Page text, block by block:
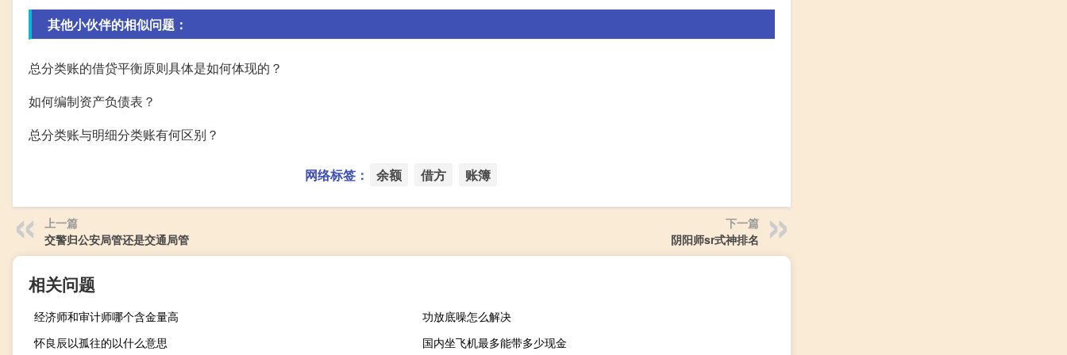
其他小伙伴的相似问题：
总分类账的借贷平衡原则具体是如何体现的？
如何编制资产负债表？
总分类账与明细分类账有何区别？
网络标签： 余额 借方 账簿
上一篇
交警归公安局管还是交通局管
下一篇
阴阳师sr式神排名
相关问题
经济师和审计师哪个含金量高
功放底噪怎么解决
怀良辰以孤往的以什么意思
国内坐飞机最多能带多少现金